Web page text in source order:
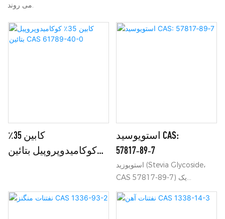
می روند.‌
کابین 35٪
کوکامیدوپروپیل بتائین
استویوسید CAS:
57817‑89‑7
استویوزید (Stevia Glycoside،
CAS 57817-89-7) یک
شیرین‌کننده طبیعی بدون کالری
است که از برگ‌های گیاه استویا